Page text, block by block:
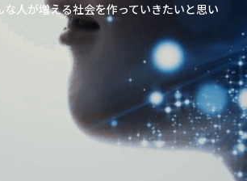
な人が増える社会を作っていきたいと思い